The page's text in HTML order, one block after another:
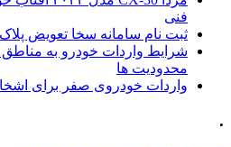
فنی
ثبت نام سامانه سخا تعویض
شرایط واردات خودرو به مناطق
محدودیت ها
واردات خودروی صفر برای
.